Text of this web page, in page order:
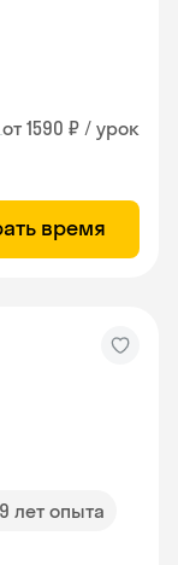
от 1590 ₽ / урок
время
9 лет опыта